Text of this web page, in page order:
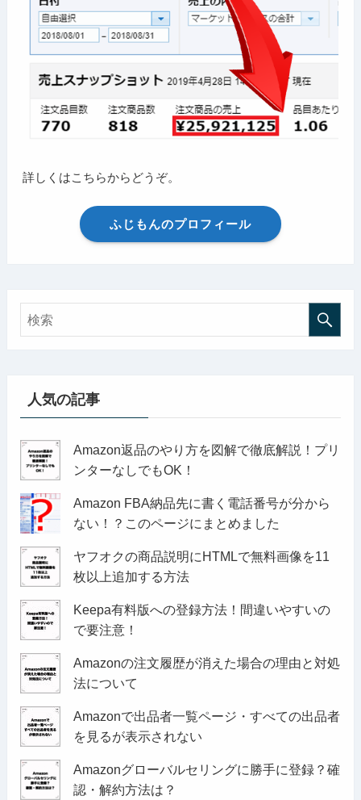
詳しくはこちらからどうぞ。
ふじもんのプロフィール
人気の記事
Amazon返品のやり方を図解で徹底解説！プリ
ンターなしでもOK！
Amazon FBA納品先に書く電話番号が分から
ない！？このページにまとめました
ヤフオクの商品説明にHTMLで無料画像を11
枚以上追加する方法
Keepa有料版への登録方法！間違いやすいの
で要注意！
Amazonの注文履歴が消えた場合の理由と対処
法について
Amazonで出品者一覧ページ・すべての出品者
を見るが表示されない
Amazonグローバルセリングに勝手に登録？確
認・解約方法は？